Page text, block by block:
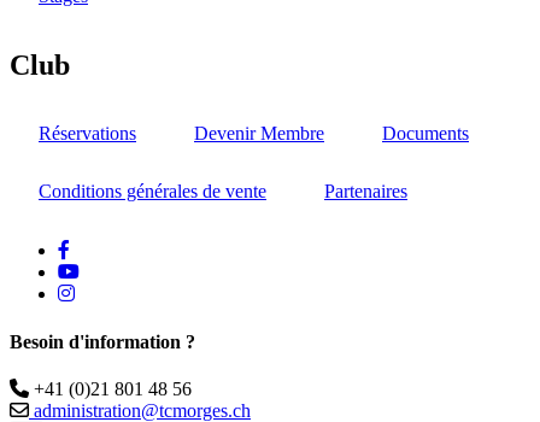
Club
Réservations Devenir Membre Documents
Conditions générales de vente Partenaires
Youtube
instagram
Besoin d'information ?
Téléphone
+41 (0)21 801 48 56
Email
administration@tcmorges.ch